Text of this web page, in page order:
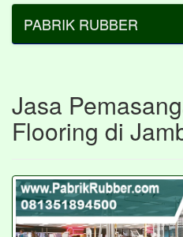
PABRIK RUBBER
Jasa
Flooring di